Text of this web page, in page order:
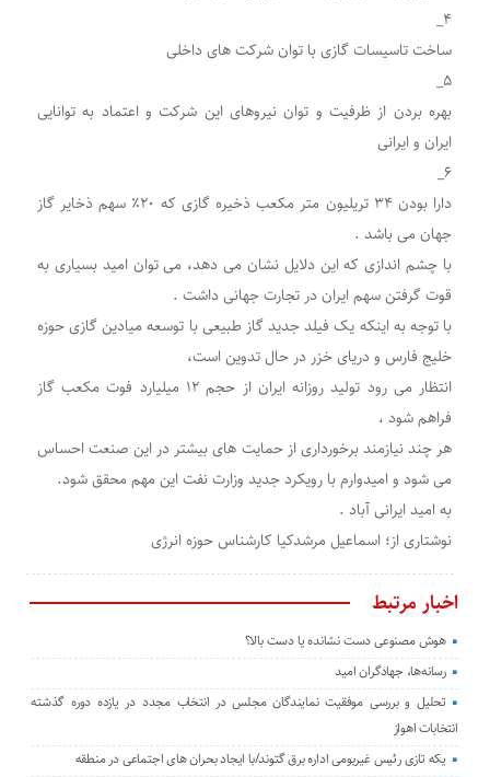
۴_
ساخت تاسیسات گازی با توان شرکت های داخلی
۵_
بهره بردن از ظرفیت و توان نیروهای این شرکت و اعتماد به توانایی
ایران و ایرانی
۶_
دارا بودن ۳۴ تریلیون متر مکعب ذخیره گازی که ۲۰٪ سهم ذخایر گاز
جهان می باشد .
با چشم اندازی که این دلایل نشان می دهد، می توان امید بسیاری به
قوت گرفتن سهم ایران در تجارت جهانی داشت .
با توجه به اینکه یک فیلد جدید گاز طبیعی با توسعه میادین گازی حوزه
خلیج فارس و‌ دریای خزر در حال تدوین است،
انتظار می رود تولید روزانه ایران از حجم ۱۲ میلیارد فوت مکعب گاز
فراهم شود ،
هر چند نیازمند برخورداری از حمایت های بیشتر در این صنعت احساس
می شود و امیدوارم با رویکرد جدید وزارت نفت این مهم محقق شود.
به امید ایرانی آباد .
نوشتاری از؛ اسماعیل مرشدکیا کارشناس حوزه انرژی
اخبار مرتبط
هوش مصنوعی دست نشانده یا دست بالا؟
رسانه‌ها، جهادگران امید
تحلیل و بررسی موفقیت نمایندگان مجلس در انتخاب مجدد در یازده دوره گذشته
انتخابات اهواز
یکه تازی رئیس غیربومی اداره برق گتوند/با ایجاد بحران های اجتماعی در منطقه